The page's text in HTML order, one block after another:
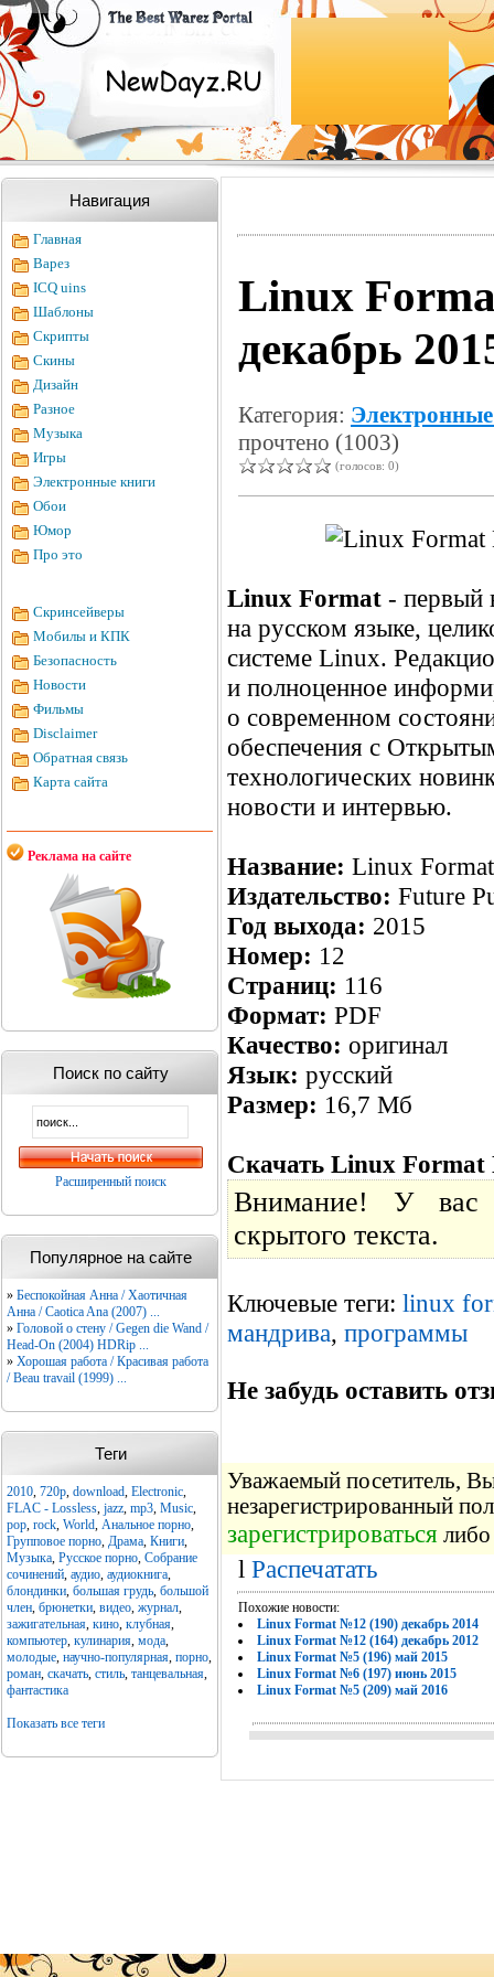
Навигация
Главная
Варез
ICQ uins
Шаблоны
Скрипты
Скины
Дизайн
Разное
Музыка
Игры
Электронные книги
Обои
Юмор
Про это
Скринсейверы
Мобилы и КПК
Безопасность
Новости
Фильмы
Disclaimer
Обратная связь
Карта сайта
Реклама на сайте
Поиск по сайту
Расширенный поиск
Популярное на сайте
» Беспокойная Анна / Хаотичная
Анна / Caotica Ana (2007) ...
» Головой о стену / Gegen die Wand /
Head-On (2004) HDRip ...
» Хорошая работа / Красивая работа
/ Beau travail (1999) ...
Теги
2010, 720p, download, Electronic,
FLAC - Lossless, jazz, mp3, Music,
pop, rock, World, Анальное порно,
Групповое порно, Драма, Книги,
Музыка, Русское порно, Собрание
сочинений, аудио, аудиокнига,
блондинки, большая грудь, большой
член, брюнетки, видео, журнал,
зажигательная, кино, клубная,
компьютер, кулинария, мода,
молодые, научно-популярная, порно,
роман, скачать, стиль, танцевальная,
фантастика
Показать все теги
Linux
декабрь
Категория:
прочтено (1003)
(голосов: 0)
Linux Format - первый
на русском языке,
системе Linux.
и полноценное
о современном
обеспечения с
технологических
новости и интервью.
Название: Linux Format
Издательство: Future
Год выхода: 2015
Номер: 12
Страниц: 116
Формат: PDF
Качество: оригинал
Язык: русский
Размер: 16,7 Мб
Скачать Linux Format
Внимание! У вас
скрытого текста.
Ключевые теги: linux
мандрива, программы
Не забудь оставить
Уважаемый посетитель,
незарегистрированный
зарегистрироваться
l Распечатать
Похожие новости:
Linux Format №12 (190) декабрь 2014
Linux Format №12 (164) декабрь 2012
Linux Format №5 (196) май 2015
Linux Format №6 (197) июнь 2015
Linux Format №5 (209) май 2016